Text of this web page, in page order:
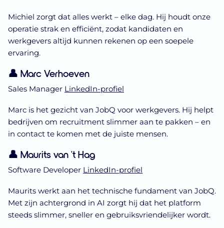
Michiel zorgt dat alles werkt – elke dag. Hij houdt onze
operatie strak en efficiënt, zodat kandidaten en
werkgevers altijd kunnen rekenen op een soepele
ervaring.
👤 Marc Verhoeven
Sales Manager LinkedIn-profiel
Marc is het gezicht van JobQ voor werkgevers. Hij helpt
bedrijven om recruitment slimmer aan te pakken – en
in contact te komen met de juiste mensen.
👤 Maurits van 't Hag
Software Developer LinkedIn-profiel
Maurits werkt aan het technische fundament van JobQ.
Met zijn achtergrond in AI zorgt hij dat het platform
steeds slimmer, sneller en gebruiksvriendelijker wordt.